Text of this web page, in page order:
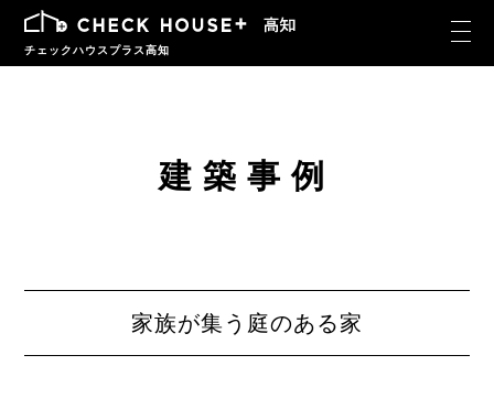
チェックハウスプラス高知
建築事例
家族が集う庭のある家